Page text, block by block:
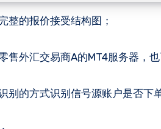
整的报价接受结构图；
售外汇交易商A的MT4服务器，也
别的方式识别信号源账户是否下